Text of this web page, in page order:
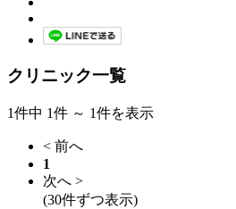
クリニック一覧
1件中 1件 ～ 1件を表示
< 前へ
1
次へ >
(30件ずつ表示)